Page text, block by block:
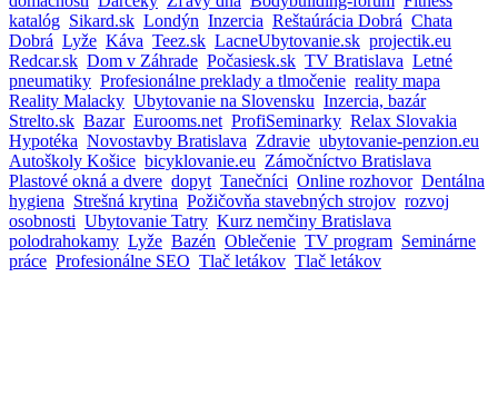
katalóg Sikard.sk Londýn Inzercia Reštaúrácia Dobrá Chata
Dobrá Lyže Káva Teez.sk LacneUbytovanie.sk projectik.eu
Redcar.sk Dom v Záhrade Počasiesk.sk TV Bratislava Letné
pneumatiky Profesionálne preklady a tlmočenie reality mapa
Reality Malacky Ubytovanie na Slovensku Inzercia, bazár
Strelto.sk Bazar Eurooms.net ProfiSeminarky Relax Slovakia
Hypotéka Novostavby Bratislava Zdravie ubytovanie-penzion.eu
Autoškoly Košice bicyklovanie.eu Zámočníctvo Bratislava
Plastové okná a dvere dopyt Tanečníci Online rozhovor Dentálna
hygiena Strešná krytina Požičovňa stavebných strojov rozvoj
osobnosti Ubytovanie Tatry Kurz nemčiny Bratislava
polodrahokamy Lyže Bazén Oblečenie TV program Seminárne
práce Profesionálne SEO Tlač letákov Tlač letákov